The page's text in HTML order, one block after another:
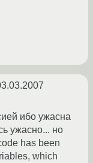
ибо ужасна
ужасно... но
has been
which